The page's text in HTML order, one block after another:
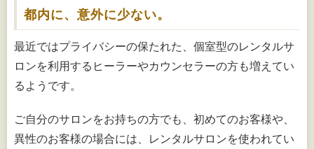
都内に、意外に少ない。
最近ではプライバシーの保たれた、個室型のレンタルサ
ロンを利用するヒーラーやカウンセラーの方も増えてい
るようです。
ご自分のサロンをお持ちの方でも、初めてのお客様や、
異性のお客様の場合には、レンタルサロンを使われてい